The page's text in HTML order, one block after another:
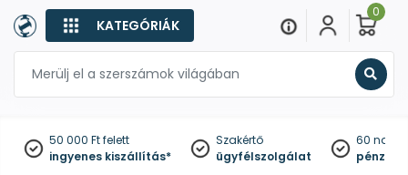
KATEGÓRIÁK
0
50 000 Ft felett
ingyenes kiszállítás*
Szakértő
ügyfélszolgálat
60